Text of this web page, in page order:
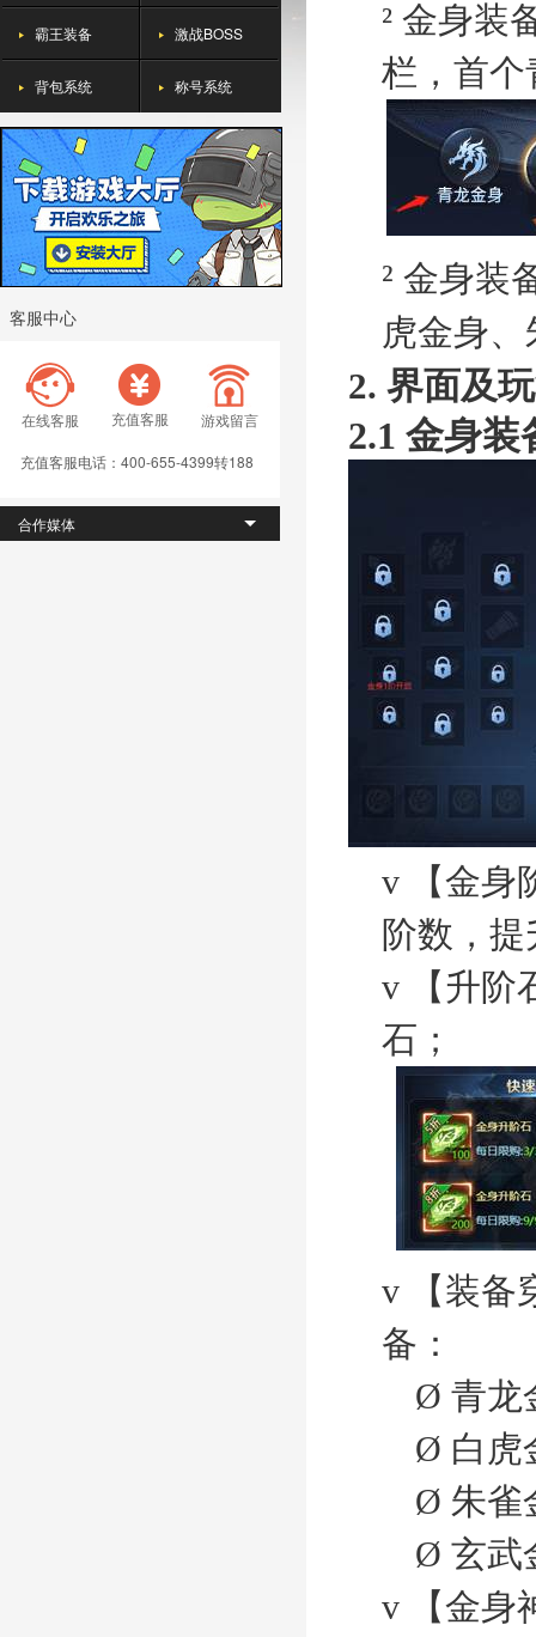
霸王装备 激战BOSS
背包系统 称号系统
客服中心
在线客服 充值客服 游戏留言
充值客服电话：400-655-4399转188
合作媒体
² 金身装
栏，首个
² 金身装
虎金身
2. 界面及
2.1 金身装
v
【金
阶数，
v
【升
石；
v
【装
备：
Ø 青龙
Ø 白虎
Ø 朱雀
Ø 玄武
v
【金